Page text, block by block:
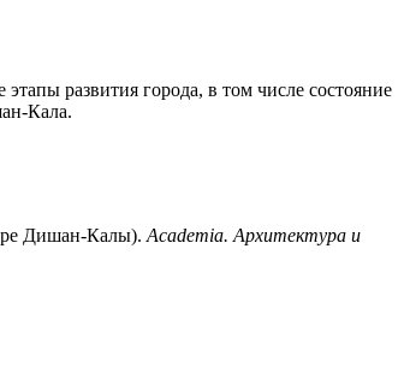
развития города, в том числе состояние
Кала.
Дишан-Калы). Academia. Архитектура и